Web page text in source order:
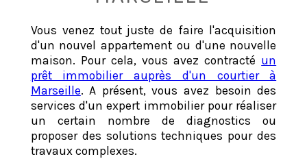
Vous venez tout juste de faire l'acquisition
d'un nouvel appartement ou d'une nouvelle
maison. Pour cela, vous avez contracté un
prêt immobilier auprès d'un courtier à
Marseille. A présent, vous avez besoin des
services d'un expert immobilier pour réaliser
un certain nombre de diagnostics ou
proposer des solutions techniques pour des
travaux complexes.